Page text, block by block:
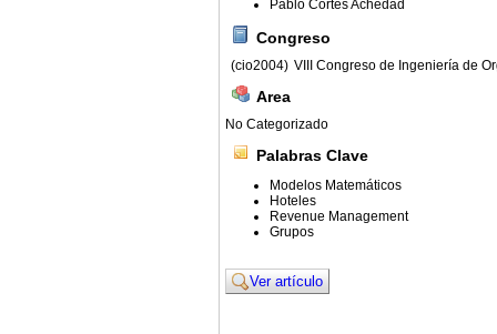
Pablo Cortés Achedad
Congreso
(cio2004) VIII Congreso de Ingeniería de
Area
No Categorizado
Palabras Clave
Modelos Matemáticos
Hoteles
Revenue Management
Grupos
Ver artículo